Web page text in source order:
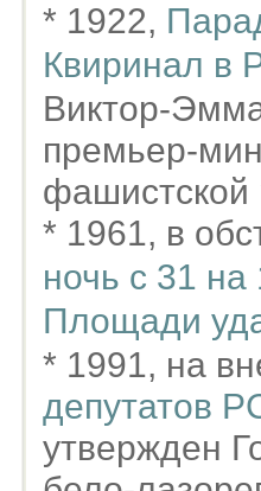
* 1922,
Квиринал в
Виктор-
премьер-
* 1961, в
ночь с 31
Площади
* 1991, на
депутатов
утвержден